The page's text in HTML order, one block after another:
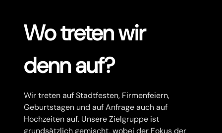
Wo treten wir
denn auf?
Wir treten auf Stadtfesten, Firmenfeiern,
Geburtstagen und auf Anfrage auch auf
Hochzeiten auf. Unsere Zielgruppe ist
grundsätzlich gemischt, wobei der Fokus der